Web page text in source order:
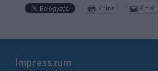
Print Email
Impresszum